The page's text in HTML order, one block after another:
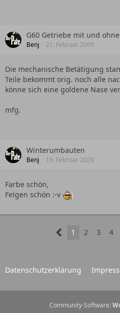
mfg
G60 Getriebe mit und
Benj 21. Februar 2009
Die mechanische Betätigung
Teile bekommt orig. noch alle
könne sich eine goldene Nase
mfg.
Winterumbauten
Benj 19. Februar 2009
Farbe schön,
Felgen schön :-v
1 2 3 4
Datenschutzerklärung
Community-Software: